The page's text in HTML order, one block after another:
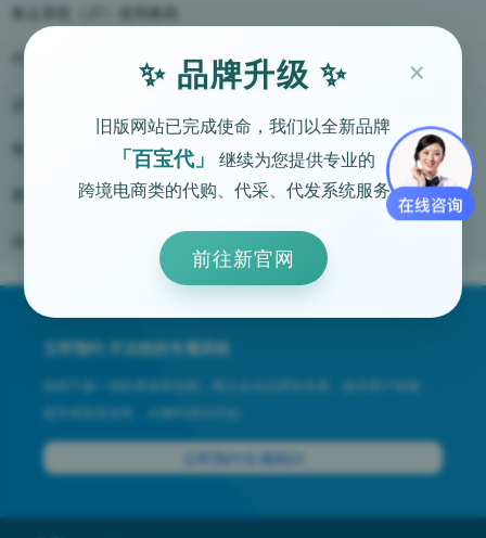
集运系统（J7）使用教程
代购系统（D7）使用教程
立即预约 开启您的专属系统
拒绝千篇一律的界面和功能，树立企业品牌知名度，提升用户体验，
提升系统安全性，从预约演示开始。
立即预约专属顾问
×
✨ 品牌升级 ✨
旧版网站已完成使命，我们以全新品牌
「百宝代」
继续为您提供专业的
跨境电商类的代购、代采、代发系统服务。
前往新官网